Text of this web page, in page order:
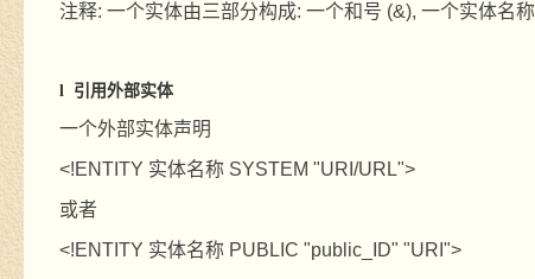
注释: 一个实体由三部分构成: 一个和号 (&), 一个实体名称
l 引用外部实体
一个外部实体声明
<!ENTITY 实体名称 SYSTEM "URI/URL">
或者
<!ENTITY 实体名称 PUBLIC "public_ID" "URI">